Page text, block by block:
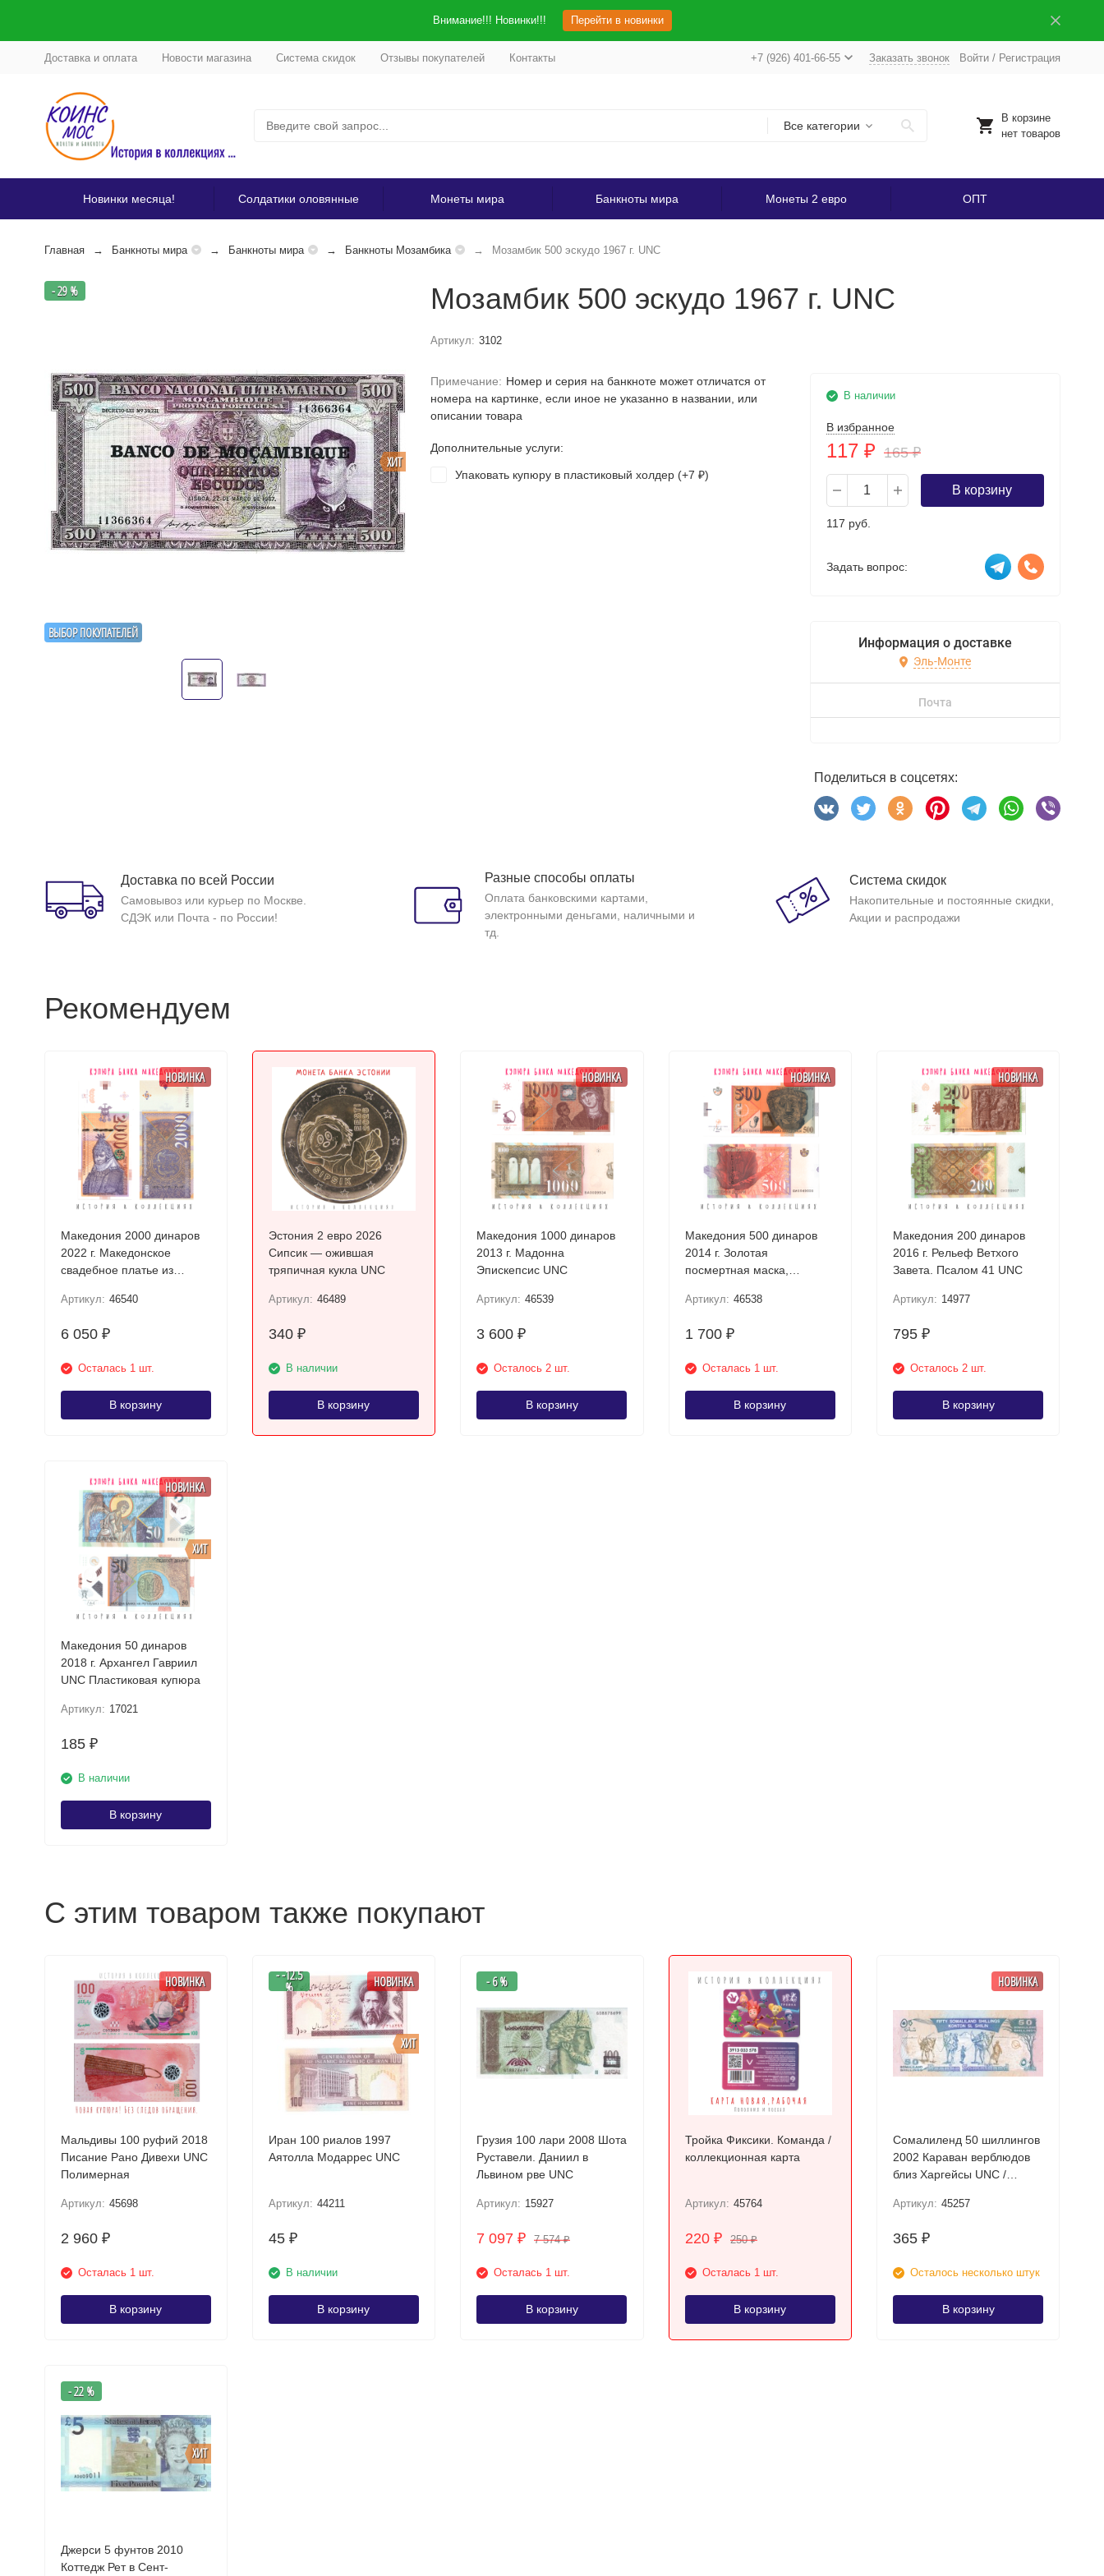
Внимание!!! Новинки!!! Перейти в новинки
Доставка и оплата Новости магазина Система скидок Отзывы покупателей Контакты +7 (926) 401-66-55 Заказать звонок Войти/ Регистрация
Все категории
В корзине
нет товаров
Новинки месяца! Солдатики оловянные Монеты мира Банкноты мира Монеты 2 евро ОПТ
Главная Банкноты мира Банкноты мира Банкноты Мозамбика Мозамбик 500 эскудо 1967 г. UNC
ВЫБОР ПОКУПАТЕЛЕЙ
ХИТ
- 29 % Мозамбик 500 эскудо 1967 г. UNC
Артикул: 3102
Примечание: Номер и серия на банкноте может отличатся от
номера на картинке, если иное не указанно в названии, или
описании товара
Дополнительные услуги:
Упаковать купюру в пластиковый холдер (+7 ₽)
В наличии
В избранное
117 ₽ 165₽
В корзину
117 руб.
Задать вопрос:
Информация о доставке
Эль-Монте
Почта
Поделиться в соцсетях:
Доставка по всей России
Самовывоз или курьер по Москве.
СДЭК или Почта - по России!
Разные способы оплаты
Оплата банковскими картами,
электронными деньгами, наличными и
тд.
Система скидок
Накопительные и постоянные скидки,
Акции и распродажи
Рекомендуем
НОВИНКА
Македония 2000 динаров
2022 г. Македонское
свадебное платье из
Артикул: 46540
6 050 ₽
Осталась 1 шт.
В корзину
Эстония 2 евро 2026
Сипсик — ожившая
тряпичная кукла UNC
Артикул: 46489
340 ₽
В наличии
В корзину
НОВИНКА
Македония 1000 динаров
2013 г. Мадонна
Эпискепсис UNC
Артикул: 46539
3 600₽
Осталось 2 шт.
В корзину
НОВИНКА
Македония 500 динаров
2014 г. Золотая
посмертная маска,
Артикул: 46538
1 700 ₽
Осталась 1 шт.
В корзину
НОВИНКА
Македония 200 динаров
2016 г. Рельеф Ветхого
Завета. Псалом 41 UNC
Артикул: 14977
795₽
Осталось 2 шт.
В корзину
ХИТ
НОВИНКА
Македония 50 динаров
2018 г. Архангел Гавриил
UNC Пластиковая купюра
Артикул: 17021
185 ₽
В наличии
В корзину
С этим товаром также покупают
НОВИНКА
Мальдивы 100 руфий 2018
Писание Рано Дивехи UNC
Полимерная
Артикул: 45698
2 960 ₽
Осталась 1 шт.
В корзину
ХИТ
- -12.5
% НОВИНКА
Иран 100 риалов 1997
Аятолла Модаррес UNC
Артикул: 44211
45 ₽
В наличии
В корзину
- 6 %
Грузия 100 лари 2008 Шота
Руставели. Даниил в
Львином рве UNC
Артикул: 15927
7 097₽ 7 574₽
Осталась 1 шт.
В корзину
Тройка Фиксики. Команда /
коллекционная карта
Артикул: 45764
220 ₽ 250₽
Осталась 1 шт.
В корзину
НОВИНКА
Сомалиленд 50 шиллингов
2002 Караван верблюдов
близ Харгейсы UNC /
Артикул: 45257
365₽
Осталось несколько штук
В корзину
ХИТ
- 22 %
Джерси 5 фунтов 2010
Коттедж Рет в Сент-